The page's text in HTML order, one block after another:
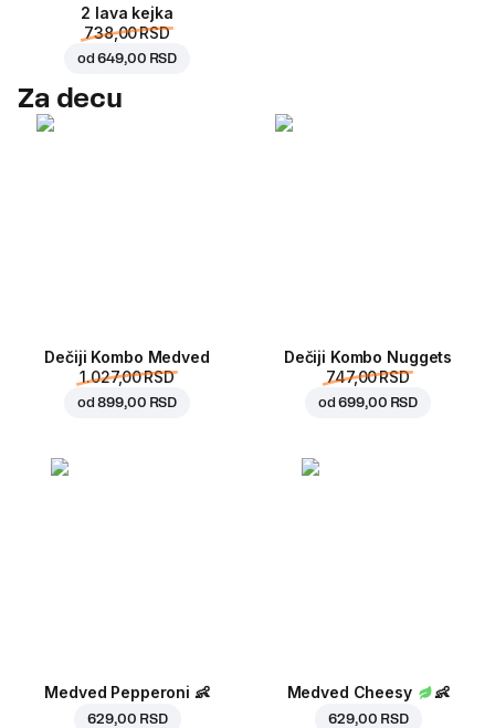
2 lava kejka
738,00 RSD
od649,00 RSD
Za decu
Dečiji Kombo Medved
1.027,00 RSD
od899,00 RSD
Dečiji Kombo Nuggets
747,00 RSD
od699,00 RSD
Medved Pepperoni 👶
629,00 RSD
Medved Cheesy 👶
629,00 RSD